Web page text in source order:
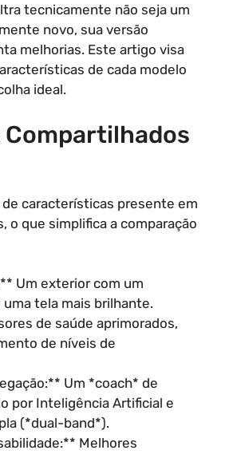
tecnicamente não seja um
novo, sua versão
melhorias. Este artigo visa
de cada modelo
ideal.
Compartilhados
características presente em
o que simplifica a comparação
Um exterior com um
tela mais brilhante.
de saúde aprimorados,
de níveis de
Um *coach* de
por Inteligência Artificial e
(*dual-band*).
Melhores